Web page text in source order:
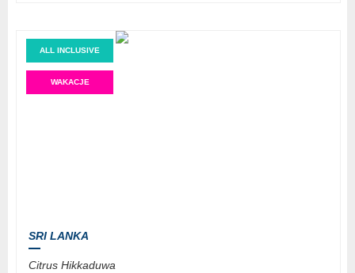
ALL INCLUSIVE
WAKACJE
SRI LANKA
Citrus Hikkaduwa